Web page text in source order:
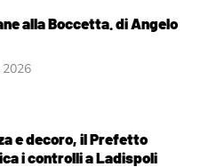
alla Boccetta. di Angelo
e decoro, il Prefetto
i controlli a Ladispoli